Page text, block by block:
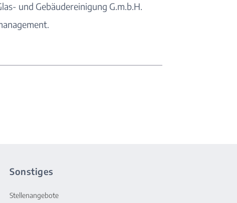
und Gebäudereinigung G.m.b.H.
.
Sonstiges
Stellenangebote